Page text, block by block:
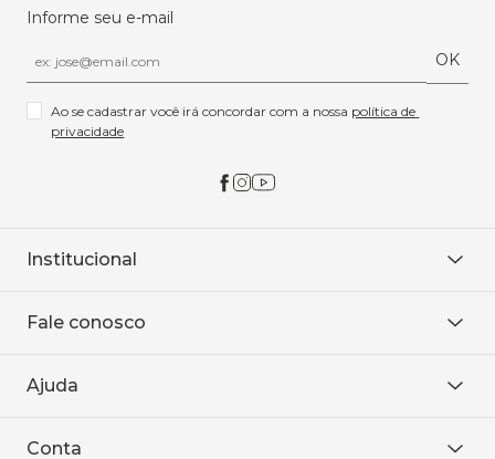
Informe seu e-mail
OK
Ao se cadastrar você irá concordar com a nossa política de
privacidade
Institucional
Onde encontrar
Baixe o APP
Fale conosco
WhatsApp
Ajuda
Política de entrega
Conta